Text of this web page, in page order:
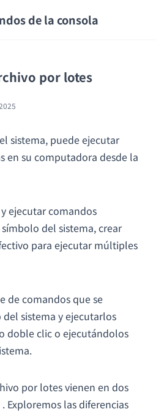
de la consola
por lotes
sistema, puede ejecutar
en su computadora desde la
ejecutar comandos
del sistema, crear
para ejecutar múltiples
de comandos que se
sistema y ejecutarlos
doble clic o ejecutándolos
por lotes vienen en dos
. Exploremos las diferencias